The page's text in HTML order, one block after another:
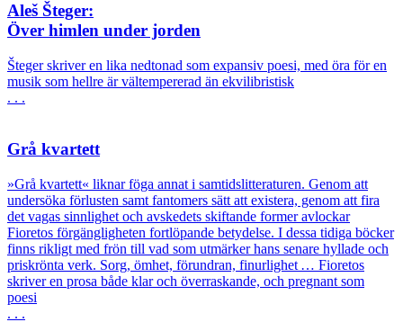
Aleš Šteger:
Över himlen under jorden
Šteger skriver en lika nedtonad som expansiv poesi, med öra för en
musik som hellre är vältempererad än ekvilibristisk
. . .
Grå kvartett
»Grå kvartett« liknar föga annat i samtidslitteraturen. Genom att
undersöka förlusten samt fantomers sätt att existera, genom att fira
det vagas sinnlighet och avskedets skiftande former avlockar
Fioretos förgängligheten fortlöpande betydelse. I dessa tidiga böcker
finns rikligt med frön till vad som utmärker hans senare hyllade och
priskrönta verk. Sorg, ömhet, förundran, finurlighet … Fioretos
skriver en prosa både klar och överraskande, och pregnant som
poesi
. . .